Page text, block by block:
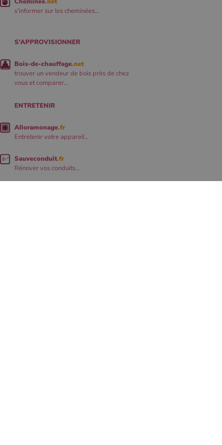
s'informer sur les cheminées...
S'APPROVISIONNER
Bois-de-chauffage.net
trouver un vendeur de bois près de chez
vous et comparer...
ENTRETENIR
Alloramonage.fr
Entretenir votre appareil...
Sauveconduit.fr
Rénover vos conduits...